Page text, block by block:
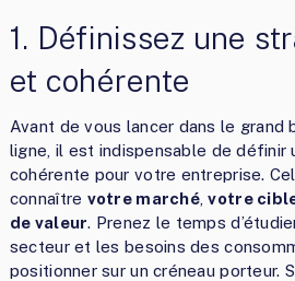
1. Définissez une
et cohérente
Avant de vous lancer dans le grand
ligne, il est indispensable de définir
cohérente pour votre entreprise.
connaître votre marché,votre
de valeur. Prenez le temps
secteur et les besoins des
positionner sur un créneau porteur.